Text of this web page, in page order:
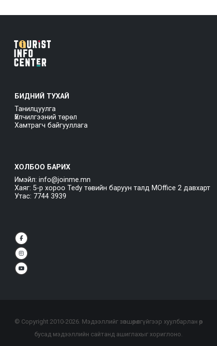
БИДНИЙ ТУХАЙ
Танилцуулга
Үйлчилгээний төрөл
Хамтрагч байгууллага
ХОЛБОО БАРИХ
Имэйл: info@joinme.mn
Хаяг: 5-р хороо Tedy төвийн баруун талд MOffice 2 давхарт
Утас: 7744 3939
© Copyright 2010-2026. Мэдээллийг зөвшөөрөлгүйгээр хуулбарлан өөр
бусад мэдээллийн сайтанд ашиглахыг хориглоно.